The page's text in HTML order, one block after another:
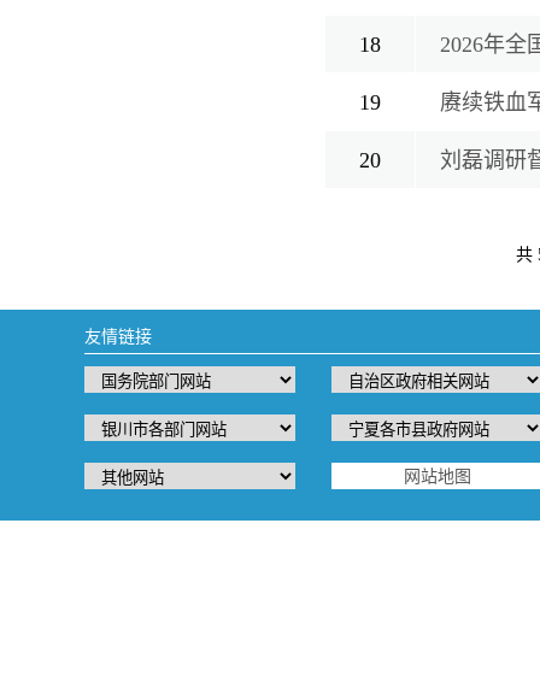
18 2026年全
19 赓续铁血
人民解放军
20 刘磊调研
共
友情链接
网站地图